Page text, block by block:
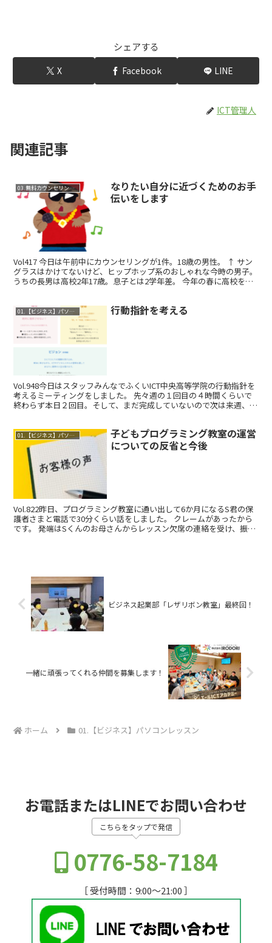
シェアする
X Facebook LINE
ICT管理人
関連記事
03.無料カウンセリング・体験レッスン
なりたい自分に近づくためのお手
伝いをします
Vol417 今日は午前中にカウンセリングが1件。18歳の男性。 ↑ サン
グラスはかけてないけど、ヒップホップ系のおしゃれな今時の男子。
うちの長男は高校2年17歳。息子とは2学年差。 今年の春に高校を卒
01.【ビジネス】パソコンレッスン 行動指針を考える
Vol.948今日はスタッフみんなでふくいICT中央高等学院の行動指針を
考えるミーティングをしました。 先々週の１回目の４時間くらいで
終わらず本日２回目。そして、まだ完成していないので次は来週、続
01.【ビジネス】パソコンレッスン
子どもプログラミング教室の運営
についての反省と今後
Vol.822昨日、プログラミング教室に通い出して6か月になるS君の保
護者さまと電話で30分くらい話をしました。 クレームがあったから
です。 発端はSくんのお母さんからレッスン欠席の連絡を受け、振替
ビジネス起業部「レザリボン教室」最終回！
一緒に頑張ってくれる仲間を募集します！
ホーム 01.【ビジネス】パソコンレッスン
お電話またはLINEでお問い合わせ
こちらをタップで発信
0776-58-7184
［ 受付時間：9:00～21:00 ］